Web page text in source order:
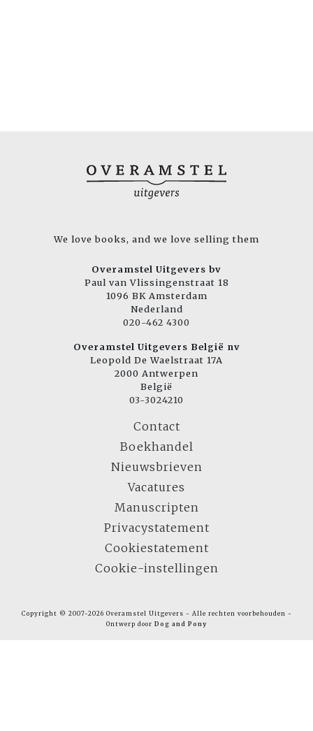
We love books, and we love selling them
Overamstel Uitgevers bv
Paul van Vlissingenstraat 18
1096 BK Amsterdam
Nederland
020-462 4300
Overamstel Uitgevers België nv
Leopold De Waelstraat 17A
2000 Antwerpen
België
03-3024210
Contact
Boekhandel
Nieuwsbrieven
Vacatures
Manuscripten
Privacystatement
Cookiestatement
Cookie-instellingen
Copyright © 2007-2026 Overamstel Uitgevers - Alle rechten voorbehouden -
Ontwerp door Dog and Pony